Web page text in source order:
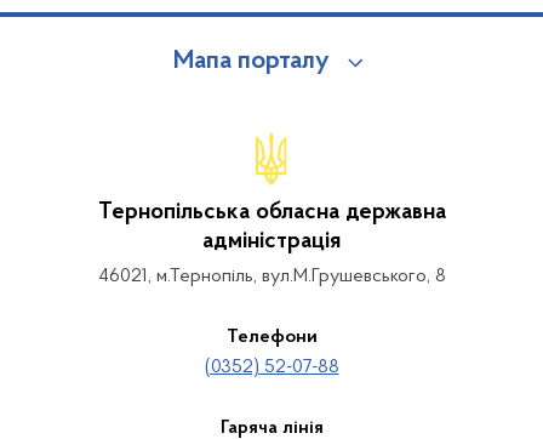
Мапа порталу
Тернопільська обласна державна
адміністрація
46021, м.Тернопіль, вул.М.Грушевського, 8
Телефони
(0352) 52-07-88
Гаряча лінія